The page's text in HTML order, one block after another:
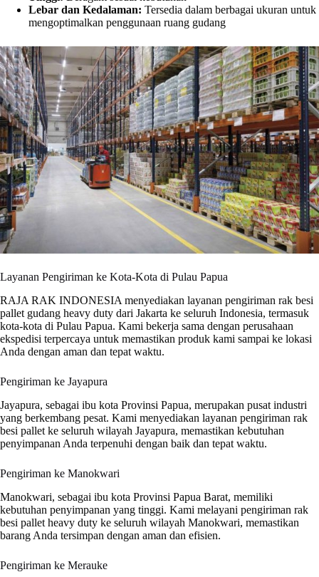
Lebar dan Kedalaman: Tersedia dalam berbagai ukuran untuk
mengoptimalkan penggunaan ruang gudang
Layanan Pengiriman ke Kota-Kota di Pulau Papua
RAJA RAK INDONESIA menyediakan layanan pengiriman rak besi
pallet gudang heavy duty dari Jakarta ke seluruh Indonesia, termasuk
kota-kota di Pulau Papua. Kami bekerja sama dengan perusahaan
ekspedisi terpercaya untuk memastikan produk kami sampai ke lokasi
Anda dengan aman dan tepat waktu.
Pengiriman ke Jayapura
Jayapura, sebagai ibu kota Provinsi Papua, merupakan pusat industri
yang berkembang pesat. Kami menyediakan layanan pengiriman rak
besi pallet ke seluruh wilayah Jayapura, memastikan kebutuhan
penyimpanan Anda terpenuhi dengan baik dan tepat waktu.
Pengiriman ke Manokwari
Manokwari, sebagai ibu kota Provinsi Papua Barat, memiliki
kebutuhan penyimpanan yang tinggi. Kami melayani pengiriman rak
besi pallet heavy duty ke seluruh wilayah Manokwari, memastikan
barang Anda tersimpan dengan aman dan efisien.
Pengiriman ke Merauke